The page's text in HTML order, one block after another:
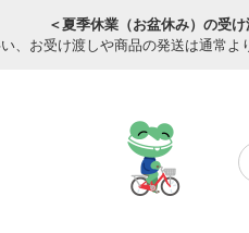
＜夏季休業（お盆休み）の受
、お受け渡しや商品の発送は通常よ